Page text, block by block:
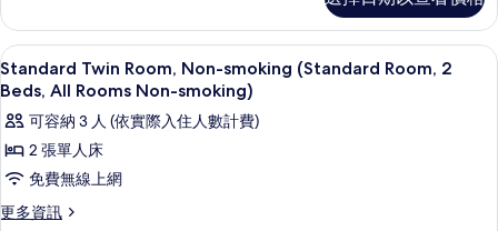
Bed)
的
所
有
相
片
Room,
Non-
smoking
(1
的
詳
顯
示
Standard
Twin
Room,
Non-
smoking
羽絨被、書桌、筆電工作空間、遮光
1
Standard Twin Room, Non-smoking (Standard Room, 2
Beds, All Rooms Non-smoking)
可容納 3 人 (依實際入住人數計費)
2 張單人床
免費無線上網
更多資訊
更